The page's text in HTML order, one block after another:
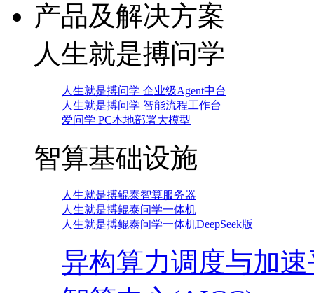
产品及解决方案
人生就是搏问学
人生就是搏问学 企业级Agent中台
人生就是搏问学 智能流程工作台
爱问学 PC本地部署大模型
智算基础设施
人生就是搏鲲泰智算服务器
人生就是搏鲲泰问学一体机
人生就是搏鲲泰问学一体机DeepSeek版
异构算力调度与加